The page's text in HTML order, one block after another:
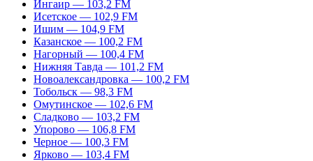
Ингаир — 103,2 FM
Исетское — 102,9 FM
Ишим — 104,9 FM
Казанское — 100,2 FM
Нагорный — 100,4 FM
Нижняя Тавда — 101,2 FM
Новоалександровка — 100,2 FM
Тобольск — 98,3 FM
Омутинское — 102,6 FM
Сладково — 103,2 FM
Упорово — 106,8 FM
Черное — 100,3 FM
Ярково — 103,4 FM